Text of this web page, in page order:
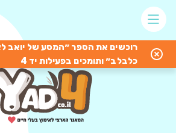
רוכשים את הספר ״המסע של יואב
כלבלב״ ותומכים בפעילות יד 4